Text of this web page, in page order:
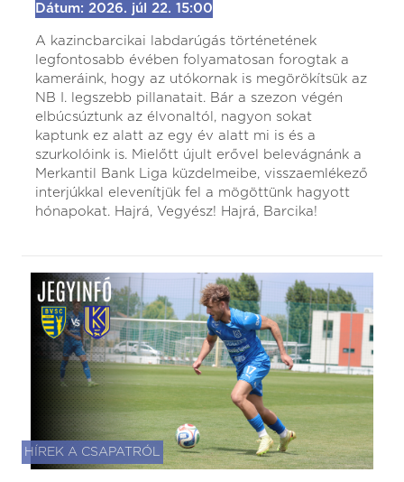
Dátum: 2026. júl 22. 15:00
A kazincbarcikai labdarúgás történetének
legfontosabb évében folyamatosan forogtak a
kameráink, hogy az utókornak is megörökítsük az
NB I. legszebb pillanatait. Bár a szezon végén
elbúcsúztunk az élvonaltól, nagyon sokat
kaptunk ez alatt az egy év alatt mi is és a
szurkolóink is. Mielőtt újult erővel belevágnánk a
Merkantil Bank Liga küzdelmeibe, visszaemlékező
interjúkkal elevenítjük fel a mögöttünk hagyott
hónapokat. Hajrá, Vegyész! Hajrá, Barcika!
HÍREK A CSAPATRÓL